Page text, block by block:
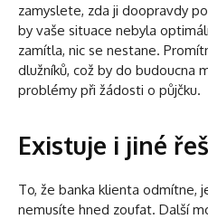
zamyslete, zda ji doopravdy
by vaše situace nebyla
zamítla, nic se nestane.
dlužníků, což by do budoucna
problémy při žádosti o půjčku.
Existuje i jiné
To, že banka klienta odmítne,
nemusíte hned zoufat. Další